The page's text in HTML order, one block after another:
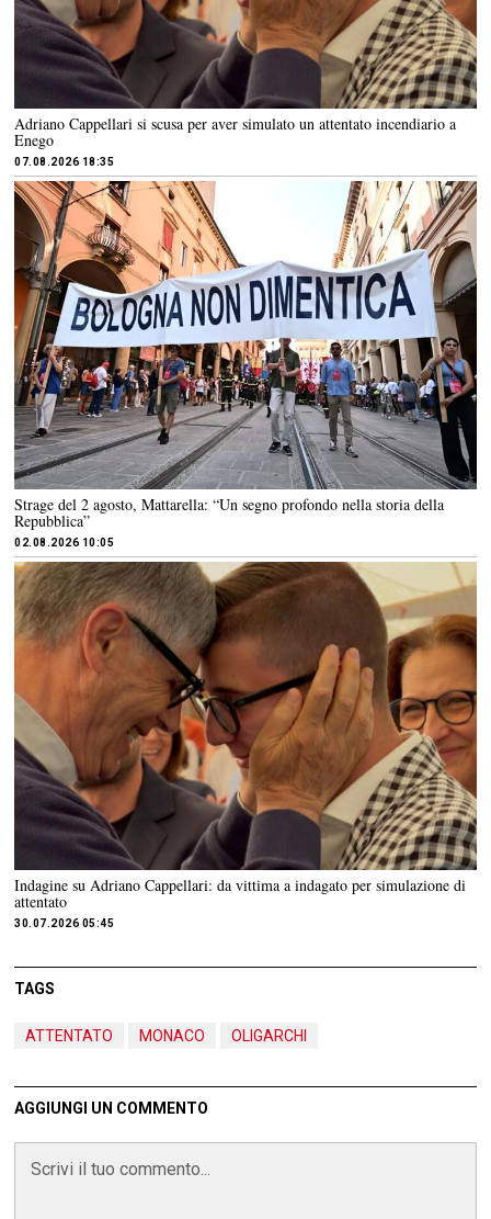
Adriano Cappellari si scusa per aver simulato un attentato incendiario a
Enego
07.08.2026 18:35
Strage del 2 agosto, Mattarella: “Un segno profondo nella storia della
Repubblica”
02.08.2026 10:05
Indagine su Adriano Cappellari: da vittima a indagato per simulazione di
attentato
30.07.2026 05:45
TAGS
ATTENTATO MONACO OLIGARCHI
AGGIUNGI UN COMMENTO